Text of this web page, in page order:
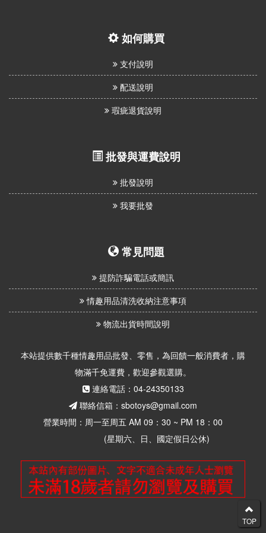
如何購買
支付說明
配送說明
瑕疵退貨說明
批發與運費說明
批發說明
我要批發
常見問題
提防詐騙電話或簡訊
情趣用品清洗收納注意事項
物流出貨時間說明
本站提供數千種情趣用品批發、零售，為回饋一般消費者，購
物滿千免運費，歡迎參觀選購。
連絡電話：04-24350133
聯絡信箱：sbotoys@gmail.com
營業時間：周一至周五 AM 09：30 ~ PM 18：00
(星期六、日、國定假日公休)
TOP